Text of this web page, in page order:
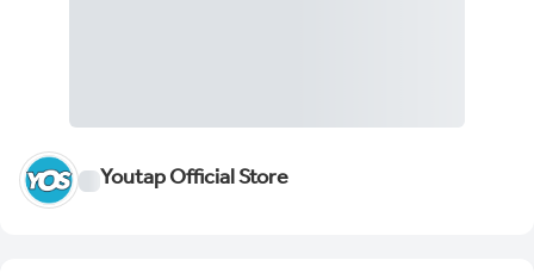
Youtap Official Store